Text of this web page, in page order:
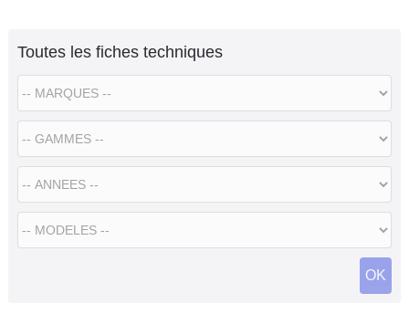
Toutes les fiches techniques